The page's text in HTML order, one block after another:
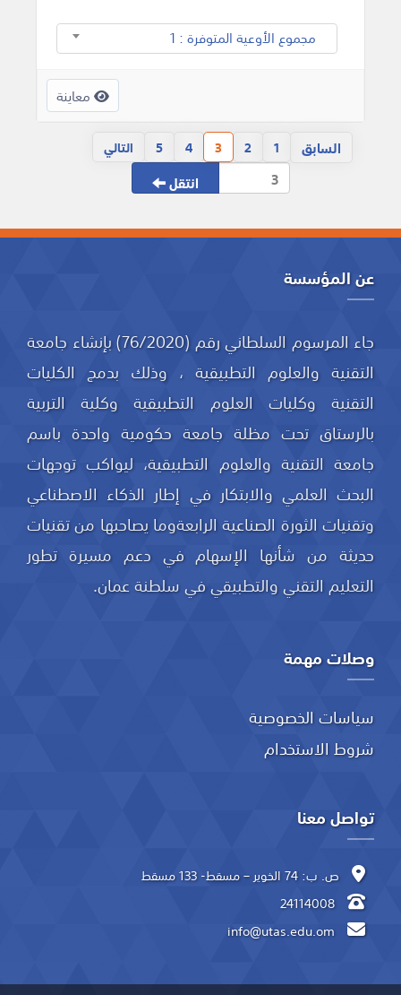
مجموع الأوعية المتوفرة : 1
معاينة
السابق 1
2
3
4
5 التالي
انتقل
عن المؤسسة
جاء المرسوم السلطاني رقم (76/2020) بإنشاء جامعة
التقنية والعلوم التطبيقية ، وذلك بدمج الكليات
التقنية وكليات العلوم التطبيقية وكلية التربية
بالرستاق تحت مظلة جامعة حكومية واحدة باسم
جامعة التقنية والعلوم التطبيقية، ليواكب توجهات
البحث العلمي والابتكار في إطار الذكاء الاصطناعي
وتقنيات الثورة الصناعية الرابعةوما يصاحبها من تقنيات
حديثة من شأنها الإسهام في دعم مسيرة تطور
التعليم التقني والتطبيقي في سلطنة عمان.
وصلات مهمة
سياسات الخصوصية
شروط الاستخدام
تواصل معنا
ص. ب: 74 الخوير – مسقط- 133 مسقط
24114008